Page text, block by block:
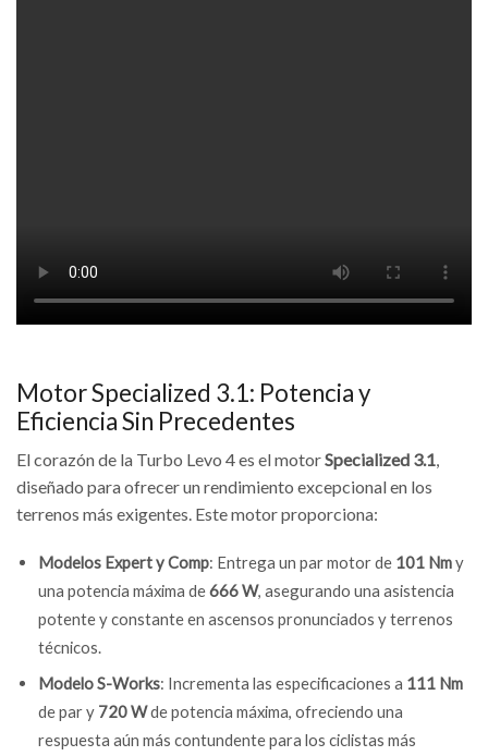
Motor Specialized 3.1: Potencia y
Eficiencia Sin Precedentes
El corazón de la Turbo Levo 4 es el motorSpecialized 3.1,
diseñado para ofrecer un rendimiento excepcional en los
terrenos más exigentes. Este motor proporciona:
Modelos Expert y Comp: Entrega un par motor de 101 Nmy
una potencia máxima de666 W, asegurando una asistencia
potente y constante en ascensos pronunciados y terrenos
técnicos.
Modelo S-Works: Incrementa las especificaciones a 111 Nm
de par y 720 Wde potencia máxima, ofreciendo una
respuesta aún más contundente para los ciclistas más